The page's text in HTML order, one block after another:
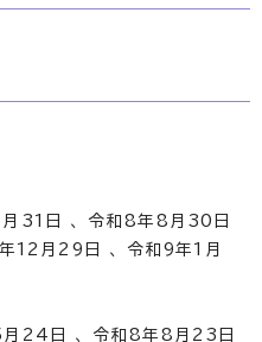
31日 、 令和8年8月30日
12月29日 、 令和9年1月
24日 、 令和8年8月23日